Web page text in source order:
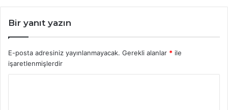
Bir yanıt yazın
E-posta adresiniz yayınlanmayacak. Gerekli alanlar * ile
işaretlenmişlerdir